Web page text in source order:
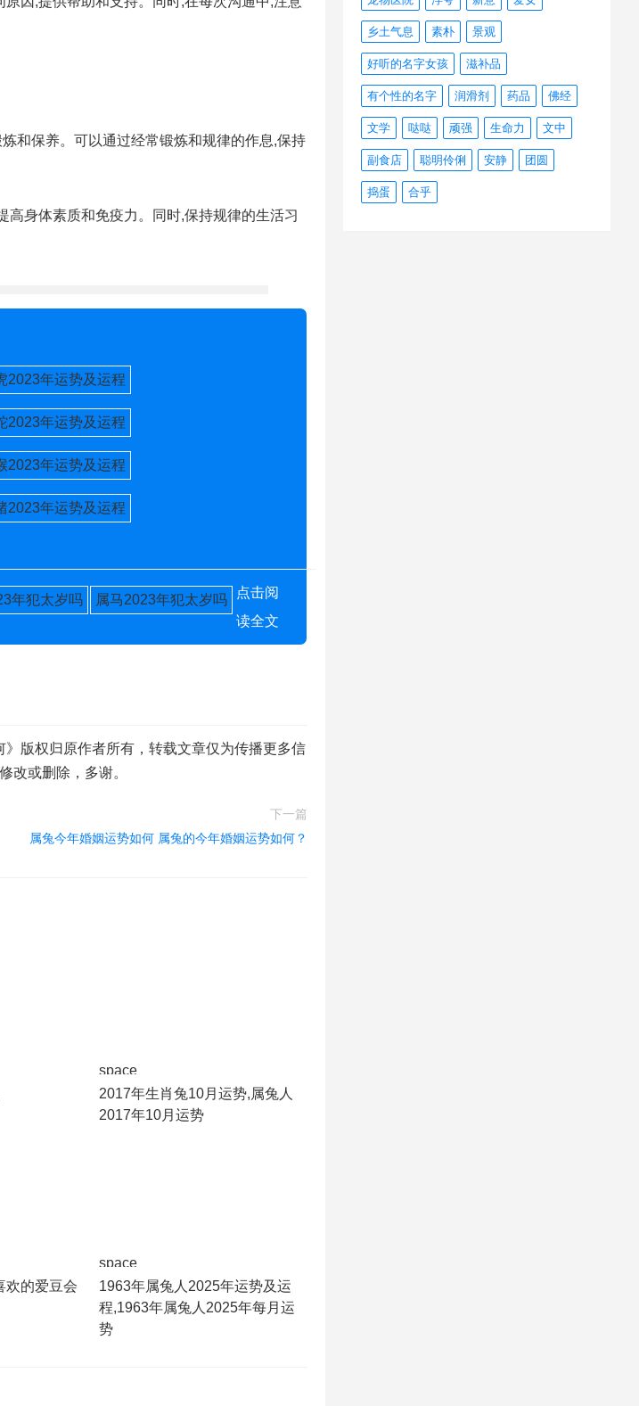
和保养。可以通过经常锻炼和规律的作息,保持
身体素质和免疫力。同时,保持规律的生活习
2023年运势及运程
2023年运势及运程
2023年运势及运程
2023年运势及运程
年犯太岁吗 属马2023年犯太岁吗
点击阅
读全文
版权归原作者所有，转载文章仅为传播更多信
改或删除，多谢。
下一篇
属兔今年婚姻运势如何 属兔的今年婚姻运势如何？
space
2017年生肖兔10月运势,属兔人
2017年10月运势
欢的爱豆会
space
1963年属兔人2025年运势及运
程,1963年属兔人2025年每月运
势
乡土气息 素朴 景观
好听的名字女孩 滋补品
有个性的名字 润滑剂 药品 佛经
文学 哒哒 顽强 生命力 文中
副食店 聪明伶俐 安静 团圆
捣蛋 合乎